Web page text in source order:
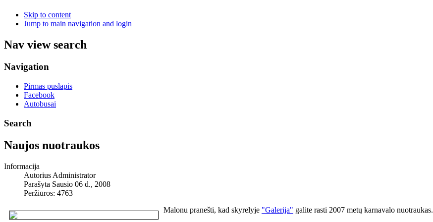
Skip to content
Jump to main navigation and login
Nav view search
Navigation
Pirmas puslapis
Facebook
Autobusai
Search
Naujos nuotraukos
Informacija
Autorius Administrator
Parašyta Sausio 06 d., 2008
Peržiūros: 4763
Malonu pranešti, kad skyrelyje "Galerija" galite rasti 2007 metų karnavalo nuotraukas.